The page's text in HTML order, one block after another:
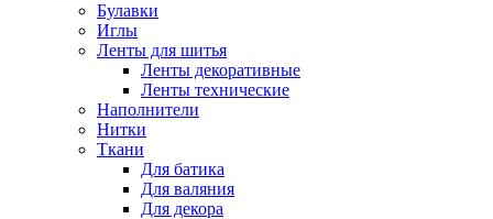
Булавки
Иглы
Ленты для шитья
Ленты декоративные
Ленты технические
Наполнители
Нитки
Ткани
Для батика
Для валяния
Для декора